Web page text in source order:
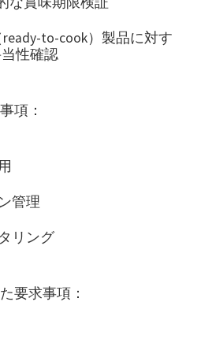
ready-to-cook）製品に対す
性確認
項：
管理
リング
要求事項：